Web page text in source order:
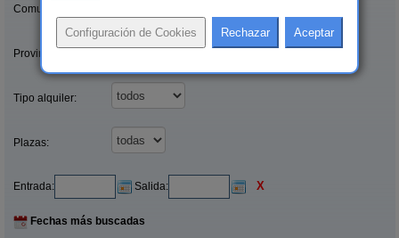
Comunidades:
Provincias/Islas:
Tipo alquiler:
Plazas:
Entrada: Salida: X
Fechas más buscadas